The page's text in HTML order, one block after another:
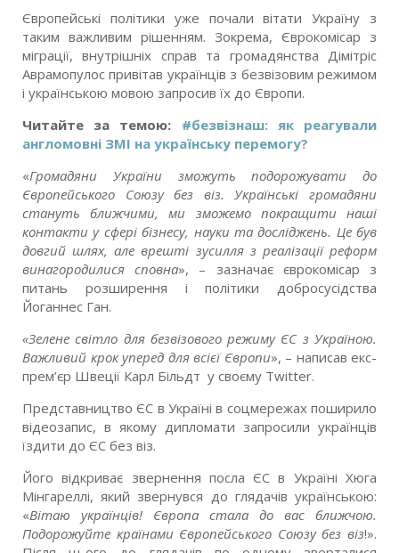
Європейські політики уже почали вітати Україну з
таким важливим рішенням. Зокрема, Єврокомісар з
міграції, внутрішніх справ та громадянства Дімітріс
Аврамопулос привітав українців з безвізовим режимом
і українською мовою запросив їх до Європи.
Читайте за темою: #безвізнаш: як реагували
англомовні ЗМІ на українську перемогу?
«Громадяни України зможуть подорожувати до
Європейського Союзу без віз. Українські громадяни
стануть ближчими, ми зможемо покращити наші
контакти у сфері бізнесу, науки та досліджень. Це був
довгий шлях, але врешті зусилля з реалізації реформ
винагородилися сповна», – зазначає єврокомісар з
питань розширення і політики добросусідства
Йоганнес Ган.
«Зелене світло для безвізового режиму ЄС з Україною.
Важливий крок уперед для всієї Європи», – написав екс-
прем’єр Швеції Карл Більдт у своєму Twitter.
Представництво ЄС в Україні в соцмережах поширило
відеозапис, в якому дипломати запросили українців
їздити до ЄС без віз.
Його відкриває звернення посла ЄС в Україні Хюга
Мінгареллі, який звернувся до глядачів українською:
«Вітаю українців! Європа стала до вас ближчою.
Подорожуйте країнами Європейського Союзу без віз!».